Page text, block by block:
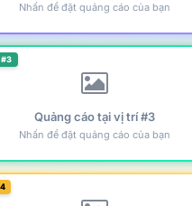
Nhấn để đặt quảng cáo của bạn
Quảng cáo tại vị trí #3
Nhấn để đặt quảng cáo của bạn